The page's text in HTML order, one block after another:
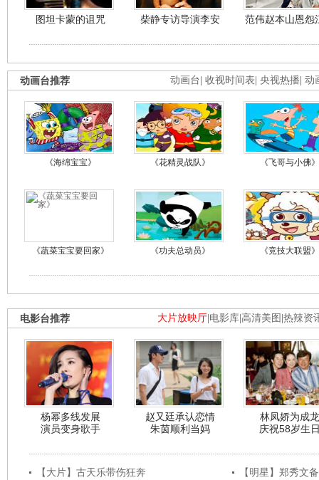
图坦卡蒙的诅咒 柴静专访导演李安 范伟赵本山恩怨
动画台 收视时间表 央视热播 动
动画台推荐
《海绵宝宝》 《花精灵战队》 《飞哥与小佛》
《蔬菜宝宝要回家》 《功夫总动员》 《竞技大联盟》
大片放映厅 电影库 高清美图 热辣资
电影台推荐
杨幂多线发展
演员变身歌手
赵又廷承认恋情
朱茵顺利当妈
林凤娇为成龙
庆祝58岁生
【大片】古天乐带伤狂奔
【明星】郑秀文